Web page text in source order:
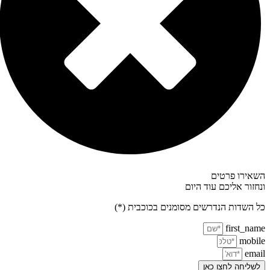
השאירו פרטים
ונחזור אליכם עוד היום
כל השדות הנדרשים מסומנים בכוכבית (*)
first_name
mobile
email
לשליחה לחצו כאן